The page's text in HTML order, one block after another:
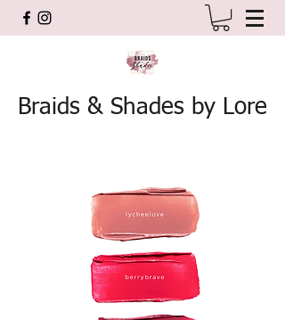
Braids & Shades by Lore